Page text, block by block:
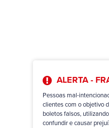
ALERTA -
Pessoas mal-
clientes com o objetivo
boletos falsos,
confundir e causar